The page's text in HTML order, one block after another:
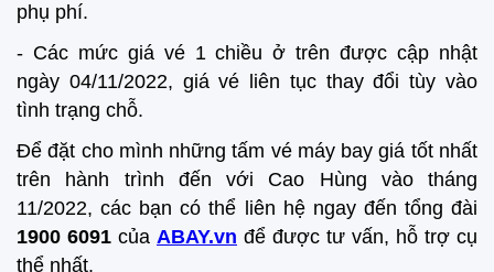
phụ phí.
- Các mức giá vé 1 chiều ở trên được cập nhật
ngày 04/11/2022, giá vé liên tục thay đổi tùy vào
tình trạng chỗ.
Để đặt cho mình những tấm vé máy bay giá tốt nhất
trên hành trình đến với Cao Hùng vào tháng
11/2022, các bạn có thể liên hệ ngay đến tổng đài
1900 6091 của ABAY.vn để được tư vấn, hỗ trợ cụ
thể nhất.